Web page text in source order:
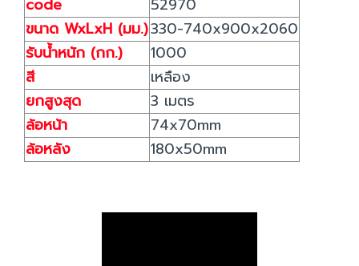
code
52970
ขนาด WxLxH (มม.)330-740x900x2060
รับน้ำหนัก (กก.)
1000
สี
เหลือง
ยกสูงสุด
3 เมตร
ล้อหน้า
74x70mm
ล้อหลัง
180x50mm